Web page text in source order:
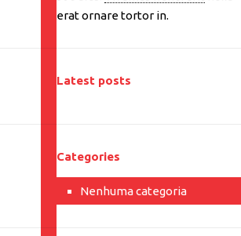
erat ornare tortor in.
Latest posts
Categories
Nenhuma categoria